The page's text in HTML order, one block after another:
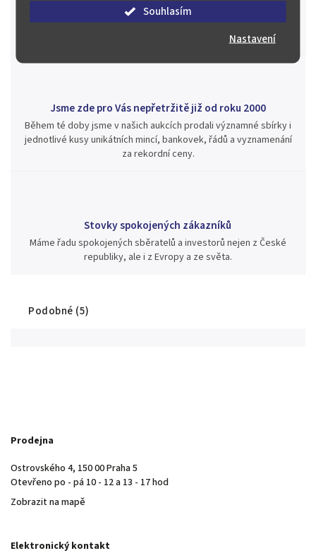
Souhlasím
Nastavení
Náš kolektiv specialistů a znalců se Vám bude plně věnovat.
Posoudíme kvalitu a pravost Vašeho materiálu, prodáme v naší
aukci nebo Vám poradíme kam investovat.
Jsme zde pro Vás nepřetržitě již od roku 2000
Během té doby jsme v našich aukcích prodali významné sbírky i
jednotlivé kusy unikátních mincí, bankovek, řádů a vyznamenání
za rekordní ceny.
Stovky spokojených zákazníků
Máme řadu spokojených sběratelů a investorů nejen z České
republiky, ale i z Evropy a ze světa.
Podobné (5)
Prodejna
Ostrovského 4, 150 00 Praha 5
Otevřeno po - pá 10 - 12 a 13 - 17 hod
Zobrazit na mapě
Elektronický kontakt